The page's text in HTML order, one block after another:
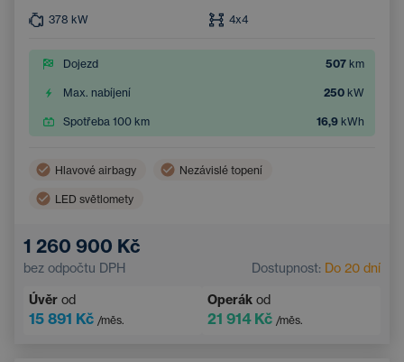
378 kW 4x4
Dojezd 507 km
Max. nabíjení 250 kW
Spotřeba 100 km 16,9 kWh
Hlavové airbagy Nezávislé topení
LED světlomety
Automatická klimatizace
Elektricky nastavitelné sedadlo řidiče s pamětí
1 260 900 Kč
bez odpočtu DPH Dostupnost: Do 20 dní
Úvěr od
15 891 Kč /měs.
Operák od
21 914 Kč /měs.